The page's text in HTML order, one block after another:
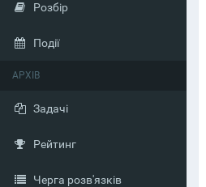
Розбір
Події
АРХІВ
Задачі
Рейтинг
Черга розв'язків